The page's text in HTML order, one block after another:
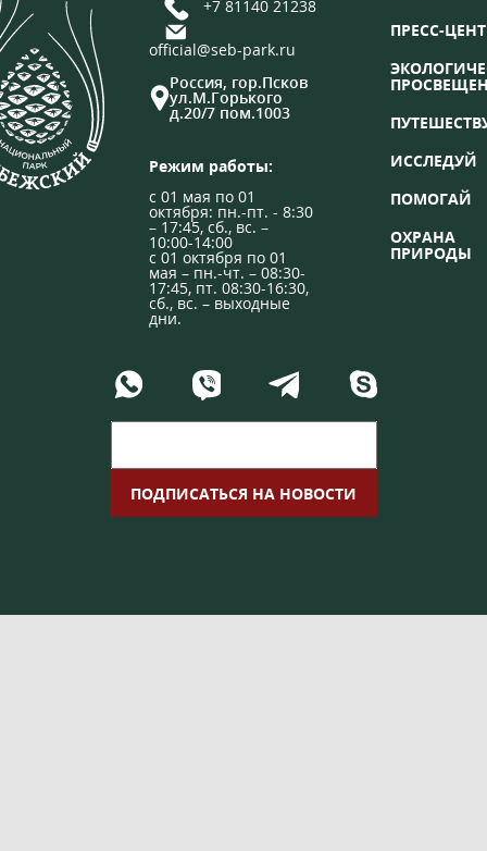
+7 81140 21238
official@seb-park.ru
Россия, гор.Псков
ул.М.Горького
д.20/7 пом.1003
Режим работы:
с 01 мая по 01
октября: пн.-пт. - 8:30
– 17:45, сб., вс. –
10:00-14:00
с 01 октября по 01
мая – пн.-чт. – 08:30-
17:45, пт. 08:30-16:30,
сб., вс. – выходные
дни.
ПРЕСС-
ИССЛЕДУЙ
ПОМОГАЙ
ОХРАНА
ПРИРОДЫ